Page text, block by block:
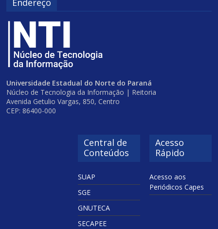
Endereço
Universidade Estadual do Norte do Paraná
Núcleo de Tecnologia da Informação | Reitoria
Avenida Getulio Vargas, 850, Centro
CEP: 86400-000
Central de
Conteúdos
SUAP
SGE
GNUTECA
SECAPEE
Acesso
Rápido
Acesso aos
Periódicos Capes